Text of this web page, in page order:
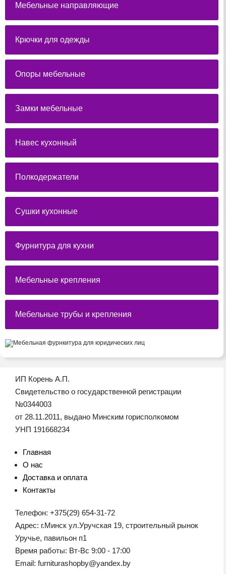
Мебельные направляющие
Крючки для одежды
Опоры мебельные
Замки мебельные
Навес кухонный
Полкодержатели
Сушки кухонные
Фурнитура для кухни
Мебельные крепления
Мебельные трубы и крепления
ИП Корень А.П.
Свидетельство о государственной регистрации
№0344003
от 28.11.2011, выдано Минским горисполкомом
УНП 191668234
Главная
О нас
Доставка и оплата
Контакты
Телефон: +375(29) 654-31-72
Адрес: г.Минск ул.Уручская 19, строительный рынок
Уручье, павильон п1
Время работы: Вт-Вс 9:00 - 17:00
Email: furniturashopby@yandex.by